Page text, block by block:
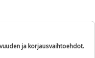
ja korjausvaihtoehdot.